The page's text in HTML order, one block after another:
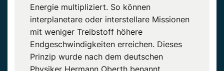
Energie multipliziert. So können
interplanetare oder interstellare Missionen
mit weniger Treibstoff höhere
Endgeschwindigkeiten erreichen. Dieses
Prinzip wurde nach dem deutschen
Physiker Hermann Oberth benannt.